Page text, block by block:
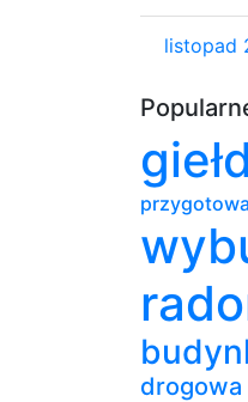
listopad
drogowa